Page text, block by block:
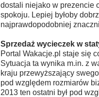
dostali niejako w prezencie
spokoju. Lepiej byłoby
najprawdopodobniej
Sprzedaż wycieczek w
Portal Wakacje.pl staje się
Sytuacja ta wynika m.in. z
kraju przewyższający
pod względem rozmiarów
2013 ten ostatni był pod